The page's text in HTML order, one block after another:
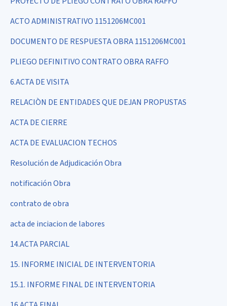
ACTO ADMINISTRATIVO 1151206MC001
DOCUMENTO DE RESPUESTA OBRA 1151206MC001
PLIEGO DEFINITIVO CONTRATO OBRA RAFFO
6.ACTA DE VISITA
RELACIÒN DE ENTIDADES QUE DEJAN PROPUSTAS
ACTA DE CIERRE
ACTA DE EVALUACION TECHOS
Resolución de Adjudicación Obra
notificación Obra
contrato de obra
acta de inciacion de labores
14.ACTA PARCIAL
15. INFORME INICIAL DE INTERVENTORIA
15.1. INFORME FINAL DE INTERVENTORIA